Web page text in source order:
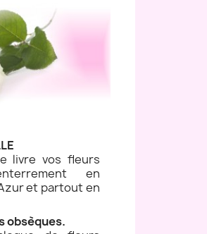
livre vos fleurs
en
et partout en
obsèques.